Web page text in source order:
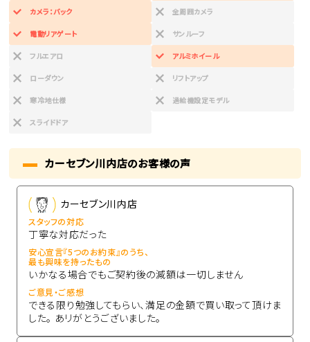
カメラ：バック 全周囲カメラ
電動リアゲート サンルーフ
フルエアロ アルミホイール
ローダウン リフトアップ
寒冷地仕様 過給機設定モデル
スライドドア
カーセブン川内店のお客様の声
カーセブン川内店
スタッフの対応
丁寧な対応だった
安心宣言『5つのお約束』のうち、
最も興味を持ったもの
いかなる場合でもご契約後の減額は一切しません
ご意見・ご感想
できる限り勉強してもらい、満足の金額で買い取って頂けま
した。 あリがとうございました。